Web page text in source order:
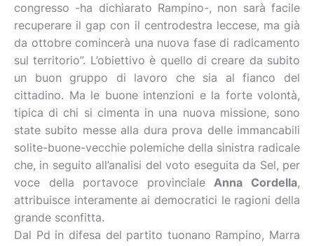
congresso -ha dichiarato Rampino-, non sarà facile
recuperare il gap con il centrodestra leccese, ma già
da ottobre comincerà una nuova fase di radicamento
sul territorio”. L’obiettivo è quello di creare da subito
un buon gruppo di lavoro che sia al fianco del
cittadino. Ma le buone intenzioni e la forte volontà,
tipica di chi si cimenta in una nuova missione, sono
state subito messe alla dura prova delle immancabili
solite-buone-vecchie polemiche della sinistra radicale
che, in seguito all’analisi del voto eseguita da Sel, per
voce della portavoce provincialeAnna Cordella,
attribuisce interamente ai democratici le ragioni della
grande sconfitta.
Dal Pd in difesa del partito tuonano Rampino, Marra